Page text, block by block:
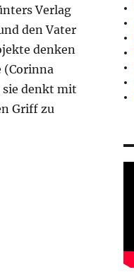
Verlag
den Vater
denken
(Corinna
sie denkt mit
Griff zu